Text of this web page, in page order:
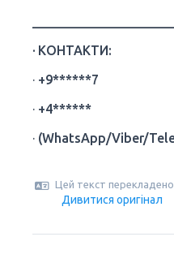
· КОНТАКТИ:
· +9******7
· +4******
· (WhatsApp/Viber/
Цей текст
Дивитися оригінал